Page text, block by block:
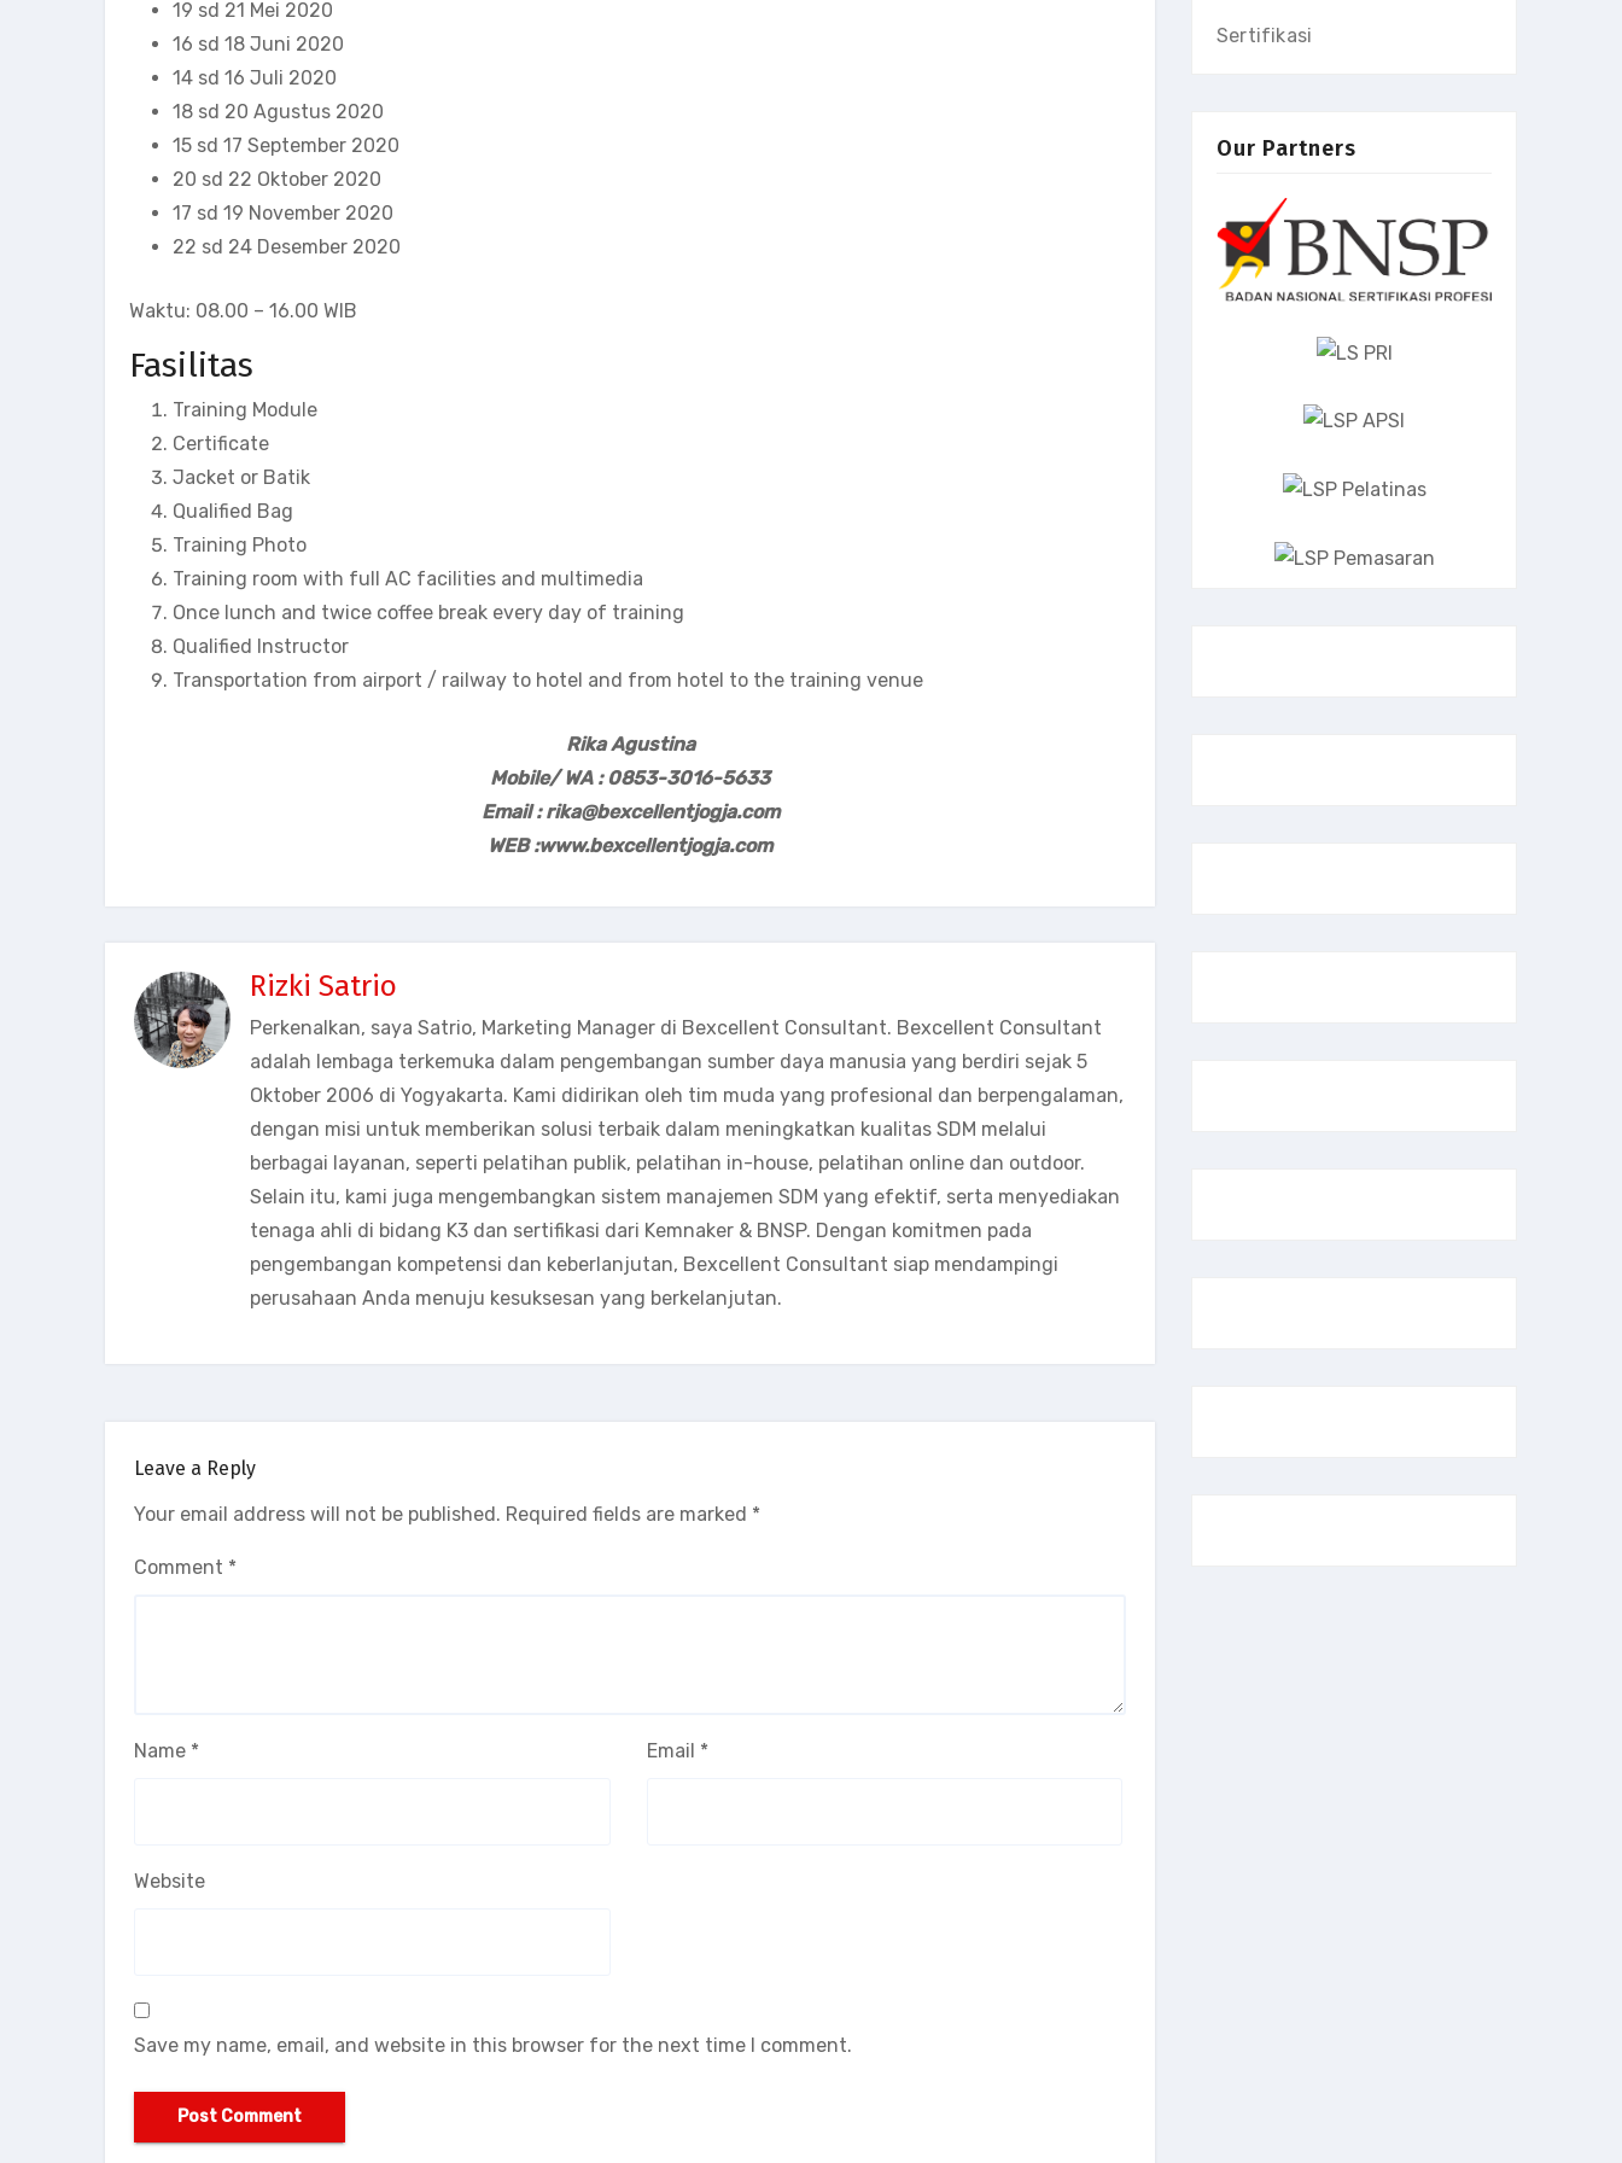
19 sd 21 Mei 2020
16 sd 18 Juni 2020
14 sd 16 Juli 2020
18 sd 20 Agustus 2020
15 sd 17 September 2020
20 sd 22 Oktober 2020
17 sd 19 November 2020
22 sd 24 Desember 2020
Waktu: 08.00 – 16.00 WIB
Fasilitas
Training Module
Certificate
Jacket or Batik
Qualified Bag
Training Photo
Training room with full AC facilities and multimedia
Once lunch and twice coffee break every day of training
Qualified Instructor
Transportation from airport / railway to hotel and from hotel to the training venue
Rika Agustina
Mobile/ WA : 0853-3016-5633
Email : rika@bexcellentjogja.com
WEB :www.bexcellentjogja.com
Rizki Satrio
Perkenalkan, saya Satrio, Marketing Manager di Bexcellent Consultant. Bexcellent Consultant
adalah lembaga terkemuka dalam pengembangan sumber daya manusia yang berdiri sejak 5
Oktober 2006 di Yogyakarta. Kami didirikan oleh tim muda yang profesional dan berpengalaman,
dengan misi untuk memberikan solusi terbaik dalam meningkatkan kualitas SDM melalui
berbagai layanan, seperti pelatihan publik, pelatihan in-house, pelatihan online dan outdoor.
Selain itu, kami juga mengembangkan sistem manajemen SDM yang efektif, serta menyediakan
tenaga ahli di bidang K3 dan sertifikasi dari Kemnaker & BNSP. Dengan komitmen pada
pengembangan kompetensi dan keberlanjutan, Bexcellent Consultant siap mendampingi
perusahaan Anda menuju kesuksesan yang berkelanjutan.
Leave a Reply
Your email address will not be published. Required fields are marked *
Comment *
Name * Email *
Website
Save my name, email, and website in this browser for the next time I comment.
Sertifikasi
Our Partners